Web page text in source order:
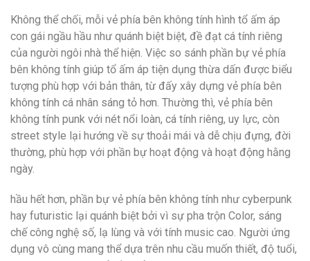
Không thể chối, mỗi vẻ phía bên không tính hình tổ ấm áp
con gái ngầu hầu như quánh biệt biệt, đề đạt cá tính riêng
của người ngôi nhà thể hiện. Việc so sánh phần bự vẻ phía
bên không tính giúp tổ ấm áp tiện dụng thừa dấn được biểu
tượng phù hợp với bản thân, từ đấy xây dựng vẻ phía bên
không tính cá nhân sáng tỏ hơn. Thường thì, vẻ phía bên
không tính punk với nét nổi loàn, cá tính riêng, uy lực, còn
street style lại hướng về sự thoải mái và dễ chịu đựng, đời
thường, phù hợp với phần bự hoạt động và hoạt động hằng
ngày.
hầu hết hơn, phần bự vẻ phía bên không tính như cyberpunk
hay futuristic lại quánh biệt bởi vì sự pha trộn Color, sáng
chế công nghệ số, lạ lùng và với tính music cao. Người ứng
dụng vô cùng mang thể dựa trên nhu cầu muốn thiết, độ tuổi,